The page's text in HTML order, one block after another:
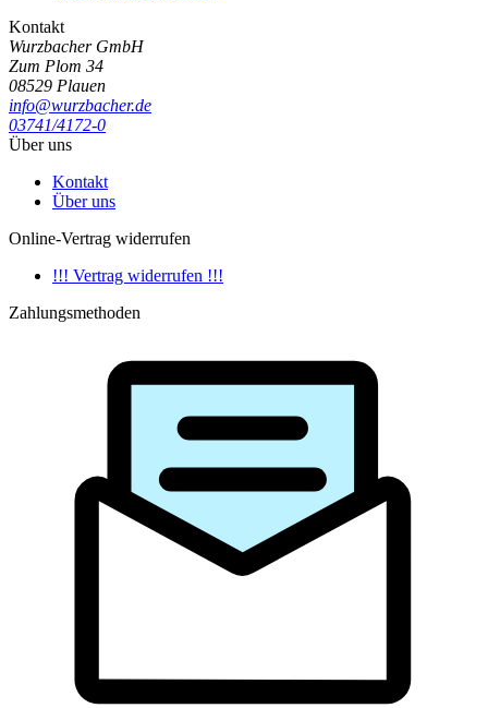
Kontakt
Wurzbacher GmbH
Zum Plom 34
08529 Plauen
info@wurzbacher.de
03741/4172-0
Über uns
Kontakt
Über uns
Online-Vertrag widerrufen
!!! Vertrag widerrufen !!!
Zahlungsmethoden